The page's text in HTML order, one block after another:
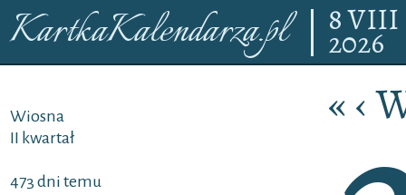
KartkaKalendarza.pl 8VIII
2026
Wiosna
II kwartał
473 dni temu
«‹